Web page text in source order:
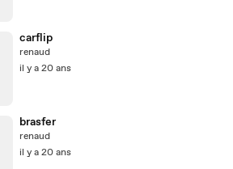
carflip
renaud
il y a 20 ans
brasfer
renaud
il y a 20 ans